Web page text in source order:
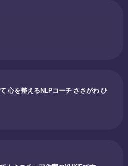
心を整えるNLPコーチ ささがわ ひ